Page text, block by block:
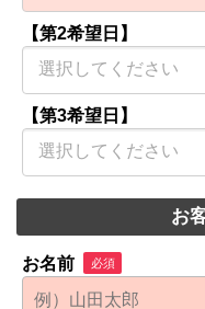
【第2希望日】
【第3希望日】
お
お名前 必須